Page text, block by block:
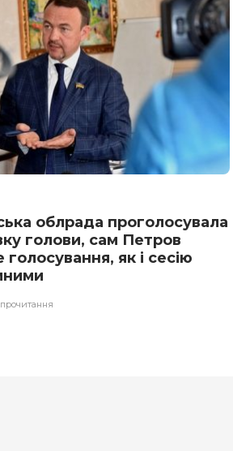
облрада проголосувала
голови, сам Петров
як і сесію